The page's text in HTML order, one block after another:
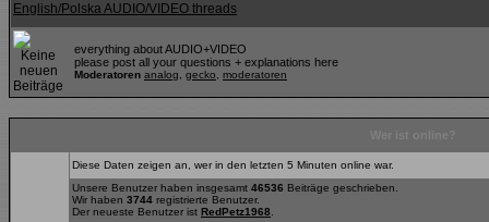
English/Polska AUDIO/VIDEO threads
everything about AUDIO+VIDEO
please post all your questions + explanations here
Moderatoren analog gecko moderatoren
Diese Daten zeigen an, wer in den letzten 5 Minuten online war.
Unsere Benutzer haben insgesamt 46536 Beiträge geschrieben.
Wir haben 3744 registrierte Benutzer.
Der neueste Benutzer ist RedPetz1968